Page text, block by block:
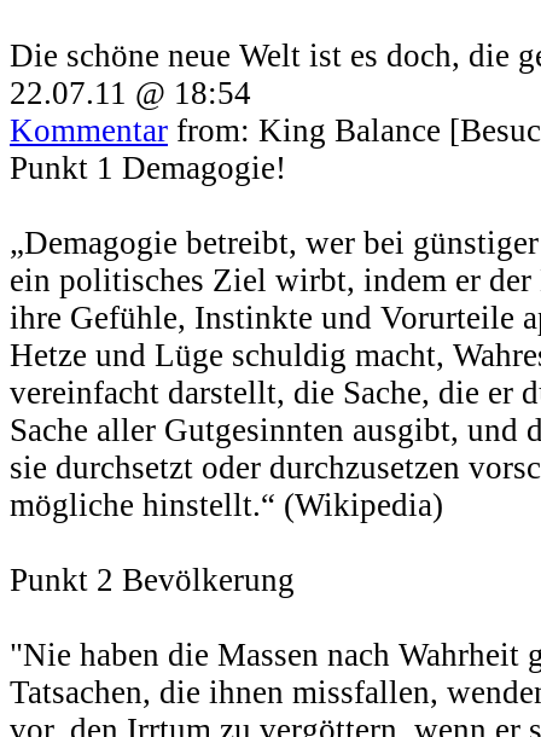
Die schöne neue Welt ist es doch, die
22.07.11 @ 18:54
Kommentar from: King Balance
Punkt 1 Demagogie!
„Demagogie betreibt, wer bei
ein politisches Ziel wirbt, indem er der
ihre Gefühle, Instinkte und Vorurteile
Hetze und Lüge schuldig macht,
vereinfacht darstellt, die Sache, die er
Sache aller Gutgesinnten ausgibt, und
sie durchsetzt oder durchzusetzen
mögliche hinstellt.“ (Wikipedia)
Punkt 2 Bevölkerung
"Nie haben die Massen nach Wahrheit
Tatsachen, die ihnen missfallen,
vor, den Irrtum zu vergöttern, wenn er